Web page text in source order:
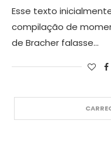
Esse texto
compilação de
de Bracher falasse…